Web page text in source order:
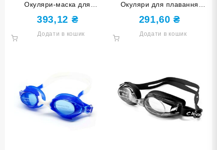
Окуляри-маска для
плавання CONQUEST BL-
2102-ЖЗ жовто-зелені
393,12 ₴
Додати в кошик
Окуляри для плавання
дитячі LEACCO SG100-
yellow жовті
291,60₴
Додати в кошик